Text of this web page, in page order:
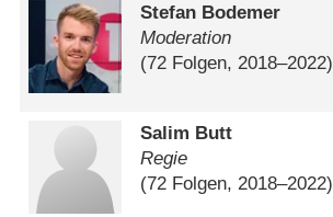
Stefan Bodemer
Moderation
(72 Folgen, 2018⁠–⁠2022)
Salim Butt
Regie
(72 Folgen, 2018⁠–⁠2022)